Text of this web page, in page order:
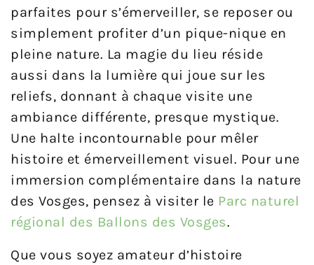
parfaites pour s’émerveiller, se reposer ou
simplement profiter d’un pique-nique en
pleine nature. La magie du lieu réside
aussi dans la lumière qui joue sur les
reliefs, donnant à chaque visite une
ambiance différente, presque mystique.
Une halte incontournable pour mêler
histoire et émerveillement visuel. Pour une
immersion complémentaire dans la nature
des Vosges, pensez à visiter le Parc naturel
régional des Ballons des Vosges.
Que vous soyez amateur d’histoire